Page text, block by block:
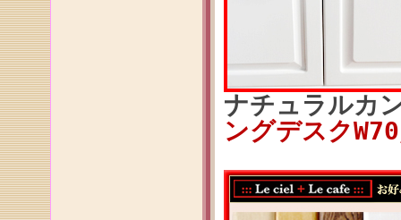
ナチュラルカ
ングデスク